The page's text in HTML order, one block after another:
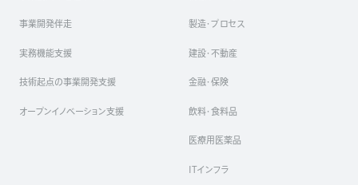
事業開発伴走
実務機能支援
技術起点の事業開発支援
オープンイノベーション支援
製造・プロセス
建設・不動産
金融・保険
飲料・食料品
医療用医薬品
ITインフラ